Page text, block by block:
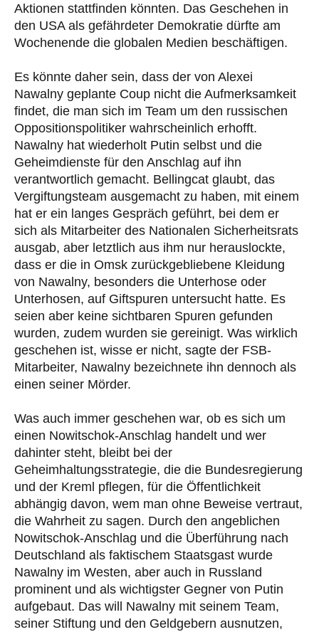
Aktionen stattfinden könnten. Das Geschehen in
den USA als gefährdeter Demokratie dürfte am
Wochenende die globalen Medien beschäftigen.
Es könnte daher sein, dass der von Alexei
Nawalny geplante Coup nicht die Aufmerksamkeit
findet, die man sich im Team um den russischen
Oppositionspolitiker wahrscheinlich erhofft.
Nawalny hat wiederholt Putin selbst und die
Geheimdienste für den Anschlag auf ihn
verantwortlich gemacht. Bellingcat glaubt, das
Vergiftungsteam ausgemacht zu haben, mit einem
hat er ein langes Gespräch geführt, bei dem er
sich als Mitarbeiter des Nationalen Sicherheitsrats
ausgab, aber letztlich aus ihm nur herauslockte,
dass er die in Omsk zurückgebliebene Kleidung
von Nawalny, besonders die Unterhose oder
Unterhosen, auf Giftspuren untersucht hatte. Es
seien aber keine sichtbaren Spuren gefunden
wurden, zudem wurden sie gereinigt. Was wirklich
geschehen ist, wisse er nicht, sagte der FSB-
Mitarbeiter, Nawalny bezeichnete ihn dennoch als
einen seiner Mörder.
Was auch immer geschehen war, ob es sich um
einen Nowitschok-Anschlag handelt und wer
dahinter steht, bleibt bei der
Geheimhaltungsstrategie, die die Bundesregierung
und der Kreml pflegen, für die Öffentlichkeit
abhängig davon, wem man ohne Beweise vertraut,
die Wahrheit zu sagen. Durch den angeblichen
Nowitschok-Anschlag und die Überführung nach
Deutschland als faktischem Staatsgast wurde
Nawalny im Westen, aber auch in Russland
prominent und als wichtigster Gegner von Putin
aufgebaut. Das will Nawalny mit seinem Team,
seiner Stiftung und den Geldgebern ausnutzen,